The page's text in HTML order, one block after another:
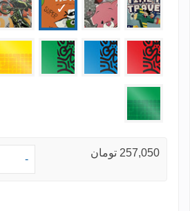
717826
717827
717828
717829
717832
257,050 تومان
-